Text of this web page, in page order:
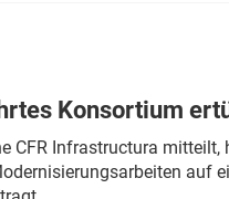
Konsortium
CFR Infrastructura
auf